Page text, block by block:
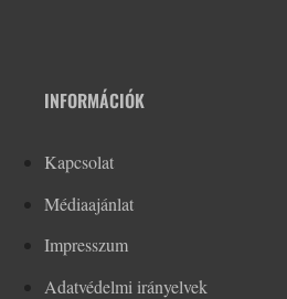
INFORMÁCIÓK
Kapcsolat
Médiaajánlat
Impresszum
Adatvédelmi irányelvek